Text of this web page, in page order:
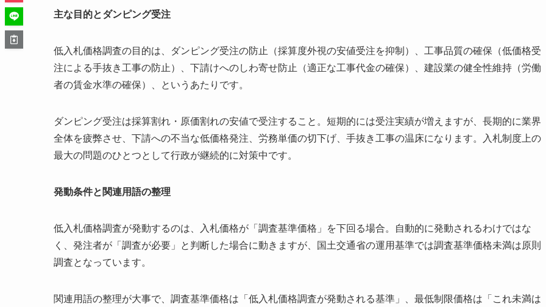
主な目的とダンピング受注
低入札価格調査の目的は、ダンピング受注の防止（採算度外視の安値受注を抑制）、工事品質の確保（低価格受
注による手抜き工事の防止）、下請けへのしわ寄せ防止（適正な工事代金の確保）、建設業の健全性維持（労働
者の賃金水準の確保）、というあたりです。
ダンピング受注は採算割れ・原価割れの安値で受注すること。短期的には受注実績が増えますが、長期的に業界
全体を疲弊させ、下請への不当な低価格発注、労務単価の切下げ、手抜き工事の温床になります。入札制度上の
最大の問題のひとつとして行政が継続的に対策中です。
発動条件と関連用語の整理
低入札価格調査が発動するのは、入札価格が「調査基準価格」を下回る場合。自動的に発動されるわけではな
く、発注者が「調査が必要」と判断した場合に動きますが、国土交通省の運用基準では調査基準価格未満は原則
調査となっています。
関連用語の整理が大事で、調査基準価格は「低入札価格調査が発動される基準」、最低制限価格は「これ未満は